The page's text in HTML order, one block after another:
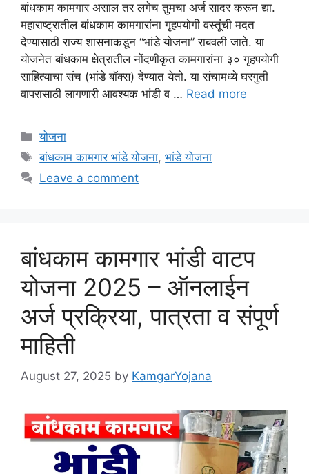
बांधकाम कामगार असाल तर लगेच तुमचा अर्ज सादर करून द्या.
महाराष्ट्रातील बांधकाम कामगारांना गृहपयोगी वस्तूंची मदत
देण्यासाठी राज्य शासनाकडून “भांडे योजना” राबवली जाते. या
योजनेत बांधकाम क्षेत्रातील नोंदणीकृत कामगारांना ३० गृहपयोगी
साहित्याचा संच (भांडे बॉक्स) देण्यात येतो. या संचामध्ये घरगुती
वापरासाठी लागणारी आवश्यक भांडी व … Read more
Categories
योजना
Tags
बांधकाम कामगार भांडे योजना,भांडे योजना
Leave a comment
बांधकाम कामगार भांडी वाटप
योजना 2025 – ऑनलाईन
अर्ज प्रक्रिया, पात्रता व संपूर्ण
माहिती
August 27, 2025 by KamgarYojana